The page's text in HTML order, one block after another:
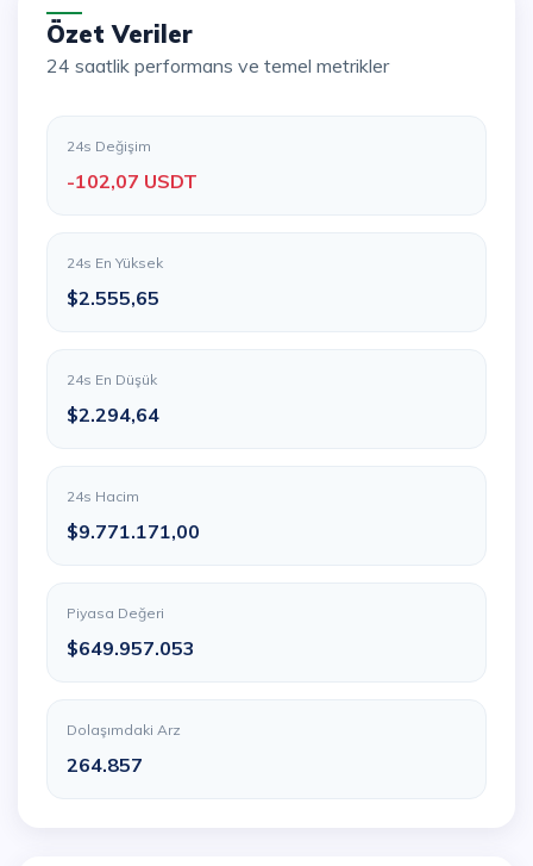
Özet Veriler
24 saatlik performans ve temel metrikler
24s Değişim
-102,07 USDT
24s En Yüksek
$2.555,65
24s En Düşük
$2.294,64
24s Hacim
$9.771.171,00
Piyasa Değeri
$649.957.053
Dolaşımdaki Arz
264.857